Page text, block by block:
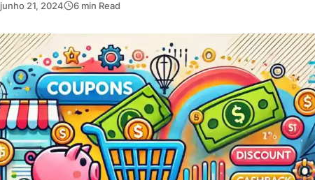
junho 21, 2024 6 min Read